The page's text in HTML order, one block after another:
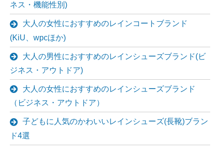
ネス・機能性別)
大人の女性におすすめのレインコートブランド
(KiU、wpcほか)
大人の男性におすすめのレインシューズブランド(ビ
ジネス・アウトドア)
大人の女性におすすめのレインシューズブランド
（ビジネス・アウトドア）
子どもに人気のかわいいレインシューズ(長靴)ブラン
ド4選